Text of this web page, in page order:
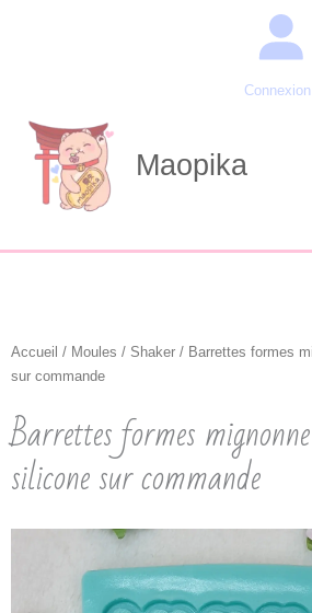
Connexion
Maopika
Accueil / Moules / Shaker / Barrettes formes
sur commande
Barrettes formes
silicone sur commande
Recherche